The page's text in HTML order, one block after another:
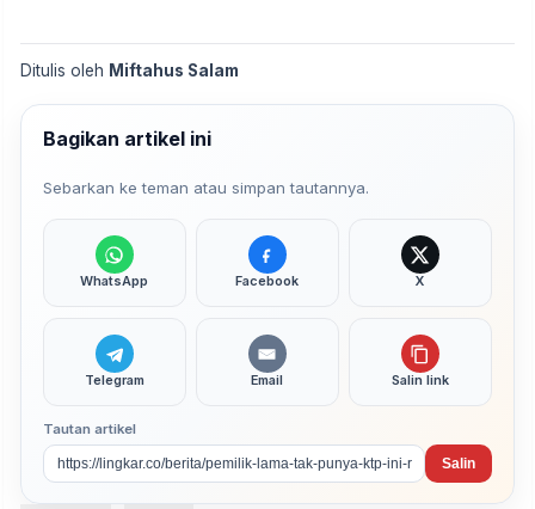
Ditulis oleh Miftahus Salam
Bagikan artikel ini
Sebarkan ke teman atau simpan tautannya.
WhatsApp Facebook X
Telegram Email Salin link
Tautan artikel
Salin